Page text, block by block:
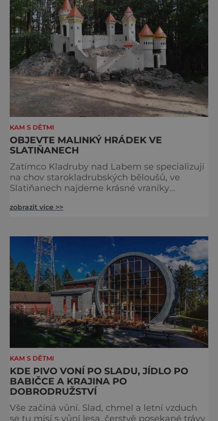
KAM S DĚTMI
OBJEVTE MALINKÝ HRÁDEK VE
SLATIŇANECH
Zatímco Kladruby nad Labem se specializují
na chov starokladrubských běloušů, ve
Slatiňanech najdeme krásné vraníky
budově zámku se dozvíte více o chovu
některé exponáty připomínají využití koní ve
vojenství, dopravě, honech či dostizích.
[caption id="attachment_74515
zobrazit více >>
KAM S DĚTMI
KDE PIVO VONÍ PO SLADU, JÍDLO PO
BABIČCE A KRAJINA PO
DOBRODRUŽSTVÍ
Vše začíná vůní. Slad, chmel a letní vzduch
se tu mísí s vůní lesa, čerstvě posekané trávy